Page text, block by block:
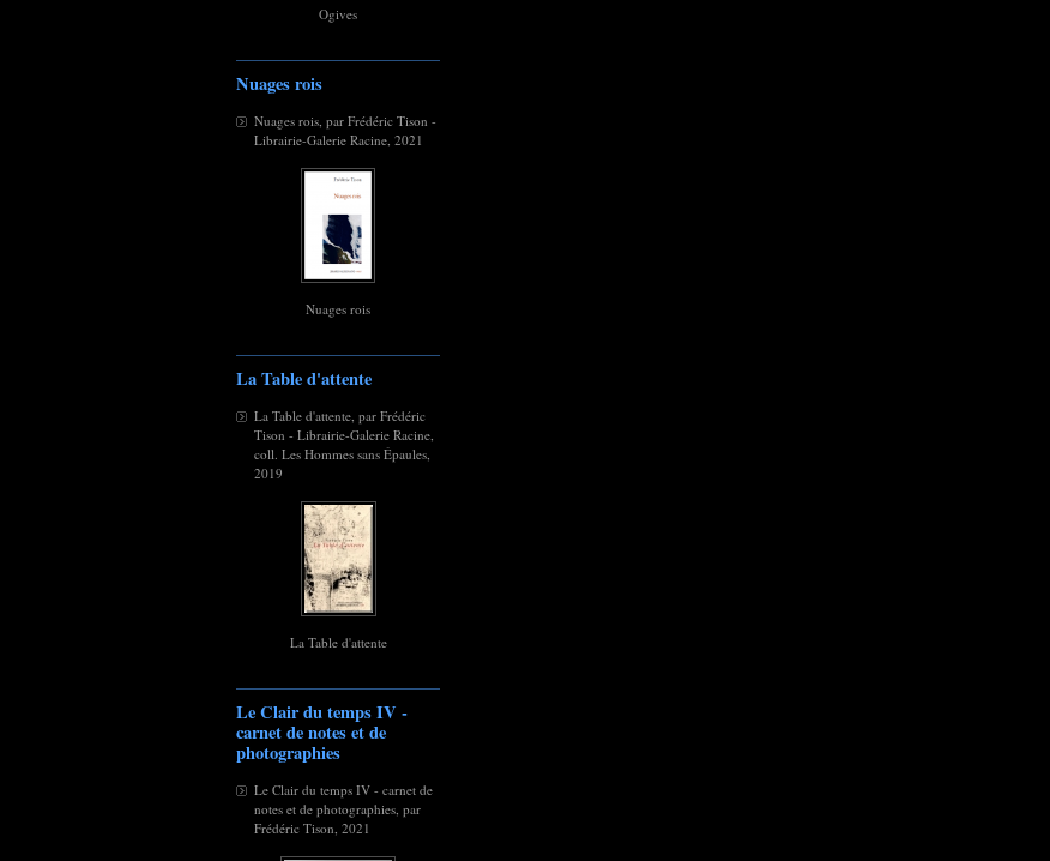
Ogives
Nuages rois
Nuages rois, par Frédéric Tison -
Librairie-Galerie Racine, 2021
Nuages rois
La Table d'attente
La Table d'attente, par Frédéric
Tison - Librairie-Galerie Racine,
coll. Les Hommes sans Épaules,
2019
La Table d'attente
Le Clair du temps IV -
carnet de notes et de
photographies
Le Clair du temps IV - carnet de
notes et de photographies, par
Frédéric Tison, 2021